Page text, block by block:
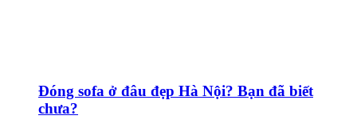
Đóng sofa ở đâu đẹp Hà Nội? Bạn đã biết
chưa?